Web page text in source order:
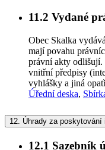
11.2 Vydané
Obec Skalka
mají povahu
právní akty odlišují.
vnitřní předpisy
vyhlášky a jiná
Úřední deska,
12. Úhrady za poskytování
12.1 Sazebník